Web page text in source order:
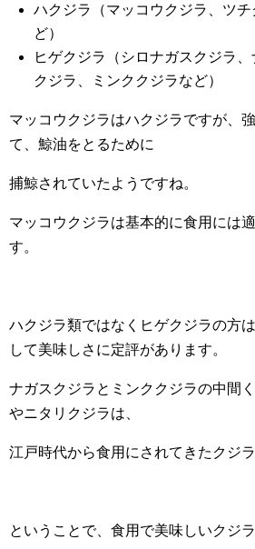
ハクジラ（マッコウクジラ、ツ
ど）
ヒゲクジラ（シロナガスクジラ
クジラ、ミンククジラなど）
マッコウクジラはハクジラですが、
て、鯨油をとるために
捕鯨されていたようですね。
マッコウクジラは基本的に食用には
す。
ハクジラ類ではなくヒゲクジラの方
して美味しさに定評があります。
ナガスクジラとミンククジラの中間
やニタリクジラは、
江戸時代から食用にされてきたクジラ
ということで、食用で美味しいクジ